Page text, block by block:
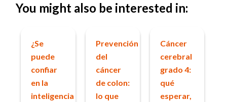
You might also be interested in:
¿Se
puede
confiar
en la
inteligencia
Prevención
del
cáncer
de colon:
lo que
Cáncer
cerebral
grado 4:
qué
esperar,